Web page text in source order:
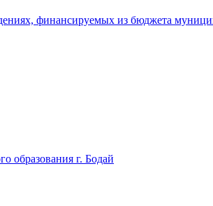
финансируемых из бюджета
образования г. Бодай